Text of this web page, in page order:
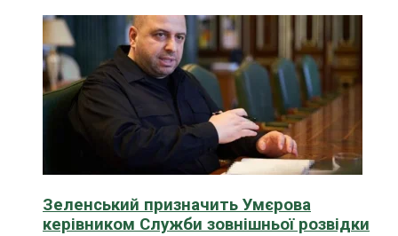
Зеленський призначить Умєрова
керівником Служби зовнішньої розвідки